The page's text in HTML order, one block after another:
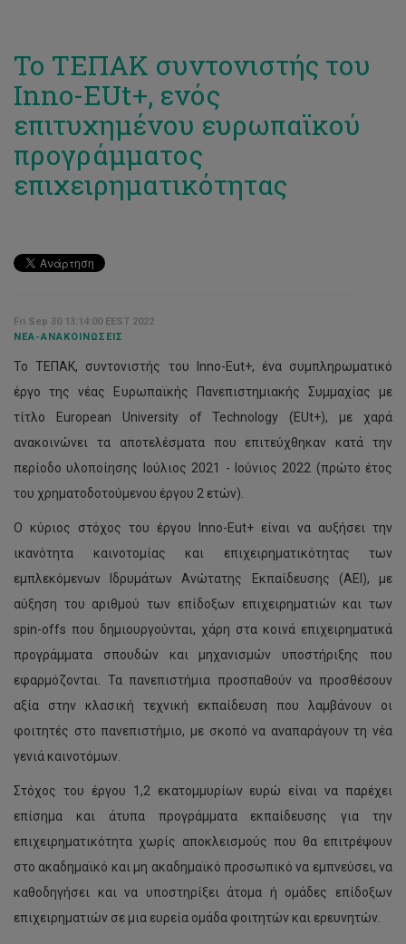
Το ΤΕΠΑΚ συντονιστής του
Inno-EUt+, ενός
επιτυχημένου ευρωπαϊκού
προγράμματος
επιχειρηματικότητας
Fri Sep 30 13:14:00 EEST 2022
ΝΈΑ-ΑΝΑΚΟΙΝΏΣΕΙΣ
Το ΤΕΠΑΚ, συντονιστής του Inno-Eut+, ένα συμπληρωματικό
έργο της νέας Ευρωπαϊκής Πανεπιστημιακής Συμμαχίας με
τίτλο European University of Technology (EUt+), με χαρά
ανακοινώνει τα αποτελέσματα που επιτεύχθηκαν κατά την
περίοδο υλοποίησης Ιούλιος 2021 - Ιούνιος 2022 (πρώτο έτος
του χρηματοδοτούμενου έργου 2 ετών).
Ο κύριος στόχος του έργου Inno-Eut+ είναι να αυξήσει την
ικανότητα καινοτομίας και επιχειρηματικότητας των
εμπλεκόμενων Ιδρυμάτων Ανώτατης Εκπαίδευσης (ΑΕΙ), με
αύξηση του αριθμού των επίδοξων επιχειρηματιών και των
spin-offs που δημιουργούνται, χάρη στα κοινά επιχειρηματικά
προγράμματα σπουδών και μηχανισμών υποστήριξης που
εφαρμόζονται. Τα πανεπιστήμια προσπαθούν να προσθέσουν
αξία στην κλασική τεχνική εκπαίδευση που λαμβάνουν οι
φοιτητές στο πανεπιστήμιο, με σκοπό να αναπαράγουν τη νέα
γενιά καινοτόμων.
Στόχος του έργου 1,2 εκατομμυρίων ευρώ είναι να παρέχει
επίσημα και άτυπα προγράμματα εκπαίδευσης για την
επιχειρηματικότητα χωρίς αποκλεισμούς που θα επιτρέψουν
στο ακαδημαϊκό και μη ακαδημαϊκό προσωπικό να εμπνεύσει, να
καθοδηγήσει και να υποστηρίξει άτομα ή ομάδες επίδοξων
επιχειρηματιών σε μια ευρεία ομάδα φοιτητών και ερευνητών.